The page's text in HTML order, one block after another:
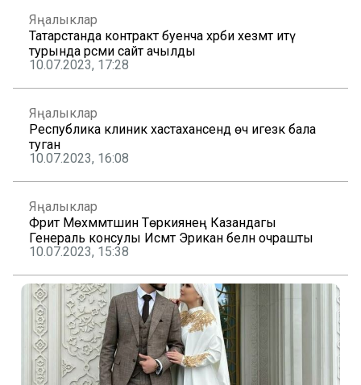
Яңалыклар
Татарстанда контракт буенча хәрби хезмәт итү
турында рәсми сайт ачылды
10.07.2023, 17:28
Яңалыклар
Республика клиник хастаханәсендә өч игезәк бала
туган
10.07.2023, 16:08
Яңалыклар
Фәрит Мөхәммәтшин Төркиянең Казандагы
Генераль консулы Исмәт Эрикан белән очрашты
10.07.2023, 15:38